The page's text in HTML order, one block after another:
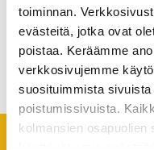
toiminnan.
evästeitä, jotka ovat
poistaa. Keräämme
verkkosivujemme
suosituimmista
poistumissivuista.
kolmansien osapuolien
Jaa artikkeli